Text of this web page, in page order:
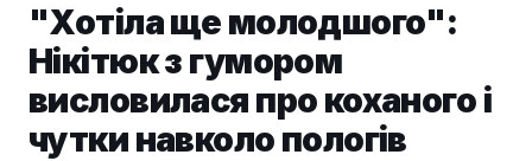
"Хотіла ще молодшого":
Нікітюк з гумором
висловилася про коханого і
чутки навколо пологів